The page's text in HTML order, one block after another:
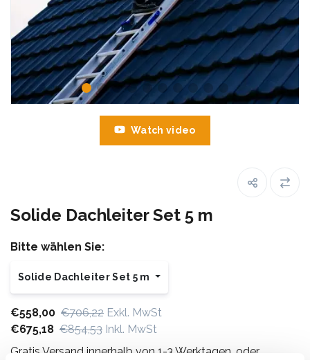
Watch video
Solide Dachleiter Set 5 m
Bitte wählen Sie:
Solide Dachleiter Set 5 m
€558,00 €706,22 Exkl. MwSt
€675,18 €854,53 Inkl. MwSt
Gratis Versand innerhalb von 1-3 Werktagen, oder